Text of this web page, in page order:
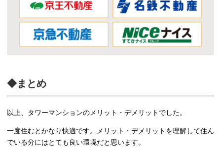
◆まとめ
以上、タワーマンションのメリット・デメリットでした。
一度住むとかなり快適です。メリット・デメリットを理解して住ん
でいる分にはとても良い環境だと思います。